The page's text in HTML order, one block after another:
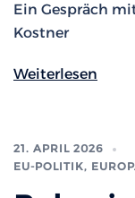
Ein Gespräch
Kostner
Weiterlesen
21. APRIL 2026
EU-POLITIK,